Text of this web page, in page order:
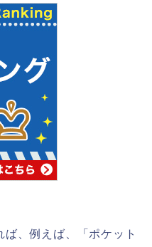
ば、例えば、「ポケット